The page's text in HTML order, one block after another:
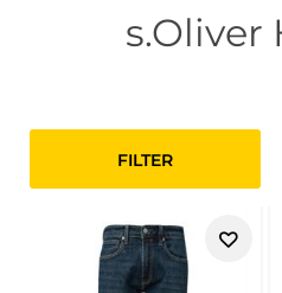
s.Oliver
FILTER